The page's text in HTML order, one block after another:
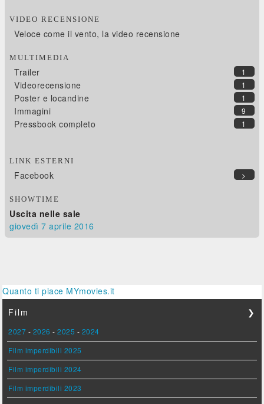
VIDEO RECENSIONE
Veloce come il vento, la video recensione
MULTIMEDIA
1
Trailer
1
Videorecensione
1
Poster e locandine
9
Immagini
1
Pressbook completo
LINK ESTERNI
>
Facebook
SHOWTIME
Uscita nelle sale
giovedì 7 aprile 2016
Quanto ti piace MYmovies.it
Film
❯
2027 - 2026 -2025 - 2024
Film imperdibili 2025
Film imperdibili 2024
Film imperdibili 2023